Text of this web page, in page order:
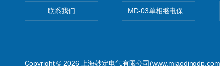
联系我们 MD-03单相继电保护测试仪价
Copyright © 2026 上海妙定电气有限公司